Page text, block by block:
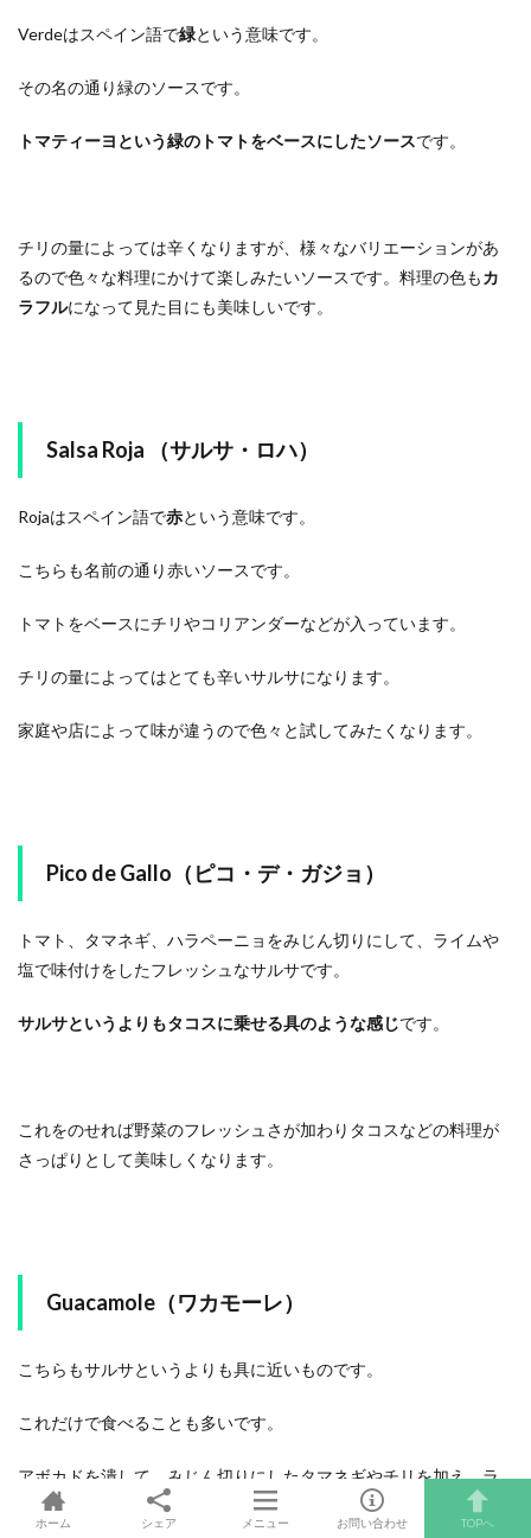
Verdeはスペイン語で緑という意味です。
その名の通り緑のソースです。
トマティーヨという緑のトマトをベースにしたソースです。
チリの量によっては辛くなりますが、様々なバリエーションがあ
るので色々な料理にかけて楽しみたいソースです。料理の色もカ
ラフルになって見た目にも美味しいです。
Salsa Roja （サルサ・ロハ）
Rojaはスペイン語で赤という意味です。
こちらも名前の通り赤いソースです。
トマトをベースにチリやコリアンダーなどが入っています。
チリの量によってはとても辛いサルサになります。
家庭や店によって味が違うので色々と試してみたくなります。
Pico de Gallo（ピコ・デ・ガジョ）
トマト、タマネギ、ハラペーニョをみじん切りにして、ライムや
塩で味付けをしたフレッシュなサルサです。
サルサというよりもタコスに乗せる具のような感じです。
これをのせれば野菜のフレッシュさが加わりタコスなどの料理が
さっぱりとして美味しくなります。
Guacamole（ワカモーレ）
こちらもサルサというよりも具に近いものです。
これだけで食べることも多いです。
アボカドを潰して、みじん切りにしたタマネギやチリを加え、ラ
イムや塩で味付けしたものです。
ホーム シェア メニュー お問い合わせ TOPへ